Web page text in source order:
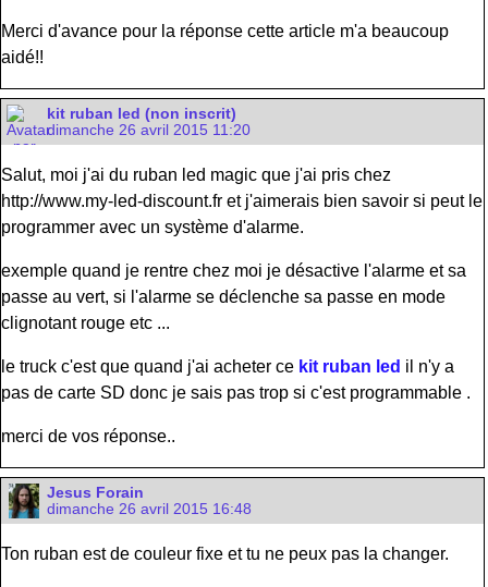
Merci d'avance pour la réponse cette article m'a beaucoup
aidé!!
kit ruban led (non inscrit)
dimanche 26 avril 2015 11:20
Salut, moi j'ai du ruban led magic que j'ai pris chez
http://www.my-led-discount.fr et j'aimerais bien savoir si peut le
programmer avec un système d'alarme.
exemple quand je rentre chez moi je désactive l'alarme et sa
passe au vert, si l'alarme se déclenche sa passe en mode
clignotant rouge etc ...
le truck c'est que quand j'ai acheter ce kit ruban led il n'y a
pas de carte SD donc je sais pas trop si c'est programmable .
merci de vos réponse..
Jesus Forain
dimanche 26 avril 2015 16:48
Ton ruban est de couleur fixe et tu ne peux pas la changer.